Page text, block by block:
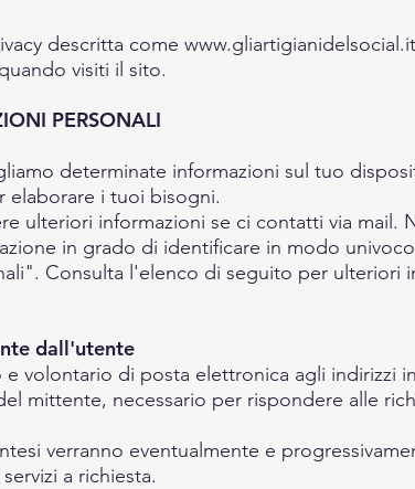
descritta come www.gliartigianidelsocial.it
visiti il sito.
PERSONALI
determinate informazioni sul tuo
elaborare i tuoi bisogni.
ulteriori informazioni se ci contatti via mail.
in grado di identificare in modo
Consulta l'elenco di seguito per ulteriori
dall'utente
volontario di posta elettronica agli indirizzi
mittente, necessario per rispondere alle
verranno eventualmente e
a richiesta.